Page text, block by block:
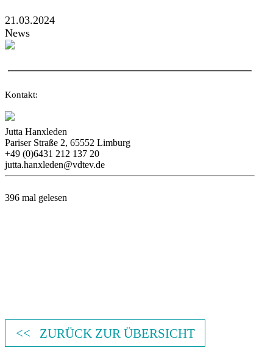
21.03.2024
News
Kontakt:
Jutta Hanxleden
Pariser Straße 2, 65552 Limburg
+49 (0)6431 212 137 20
jutta.hanxleden@vdtev.de
396 mal gelesen
<< ZURÜCK ZUR ÜBERSICHT